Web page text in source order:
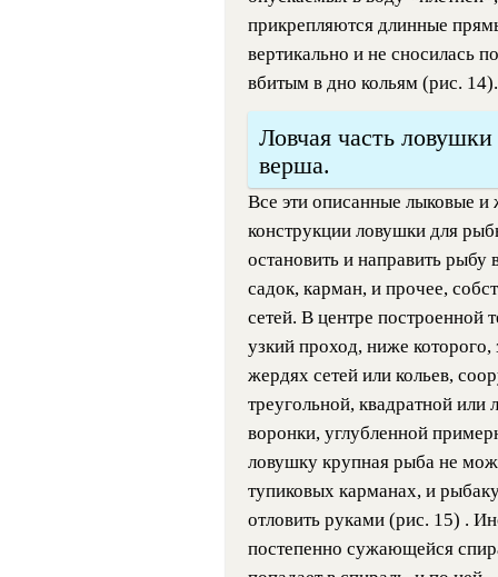
прикрепляются длинные
вертикально и не сносилась
вбитым в дно кольям (рис. 14).
Ловчая часть
верша.
Все эти описанные лыковые
конструкции ловушки для
остановить и направить рыбу
садок, карман, и прочее,
сетей. В центре построенной
узкий проход, ниже
жердях сетей или кольев,
треугольной, квадратной
воронки, углубленной
ловушку крупная рыба не
тупиковых карманах, и
отловить руками (рис. 15) .
постепенно сужающейся